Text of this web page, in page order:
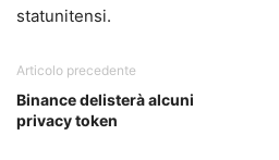
statunitensi.
Articolo precedente
Binance delisterà alcuni
privacy token